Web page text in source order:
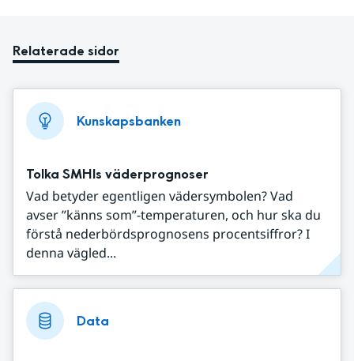
Relaterade sidor
Kunskapsbanken
Tolka SMHIs väderprognoser
Vad betyder egentligen vädersymbolen? Vad
avser ”känns som”-temperaturen, och hur ska du
förstå nederbördsprognosens procentsiffror? I
denna vägled...
Data